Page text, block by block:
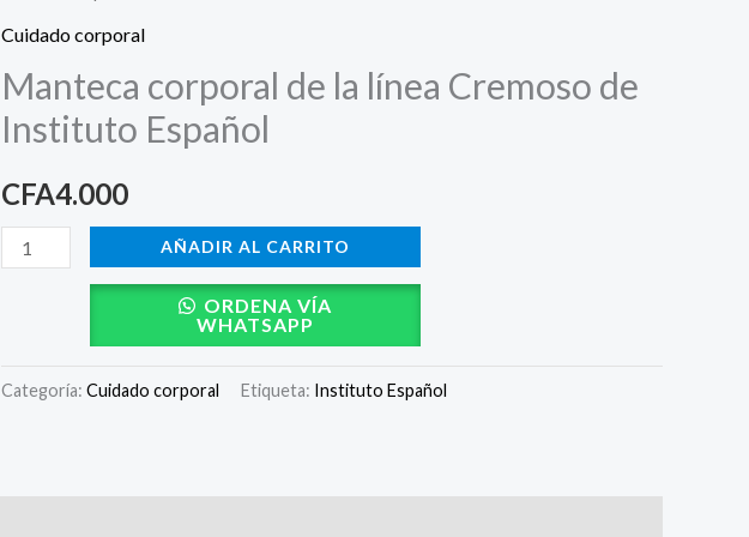
Cuidado corporal
Manteca corporal de la línea Cremoso de
Instituto Español
CFA4.000
de
línea
Cremoso
Instituto
Español
cantidad
AÑADIR AL CARRITO
ORDENA VÍA
WHATSAPP
Categoría: Cuidado corporal Etiqueta: Instituto Español